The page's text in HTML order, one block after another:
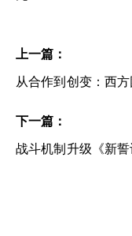
上一篇：
从合作到创变：西
下一篇：
战斗机制升级《新